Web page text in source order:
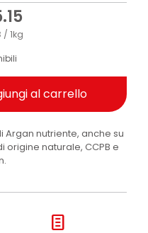
/ 1kg
al carrello
nutriente, anche su
origine naturale, CCPB e